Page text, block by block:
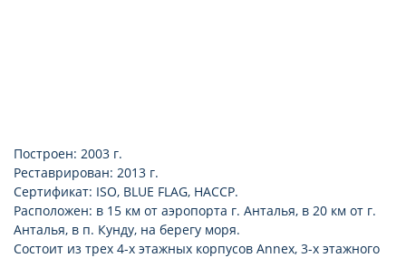
Построен: 2003 г.
Реставрирован: 2013 г.
Сертификат: ISO, BLUE FLAG, HACCP.
Расположен: в 15 км от аэропорта г. Анталья, в 20 км от г.
Анталья, в п. Кунду, на берегу моря.
Состоит из трех 4-х этажных корпусов Annex, 3-х этажного